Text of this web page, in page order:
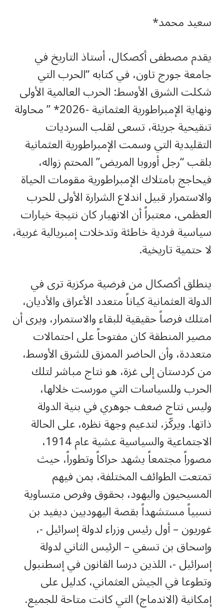
سعيد محمد*
يقدم مصطفى أكصكال، أستاذ التاريخ في
جامعة جورج تاون، في كتابه “الحرب التي
شكلت الشرق الأوسط: الحرب العالمية الأولى
ونهاية الإمبراطورية العثمانية -2026* ” محاولة
تنقيحية جريئة، تسعى لقلب السرديات
التقليدية التي وسمت الإمبراطورية العثمانية
بلقب “رجل أوروبا المريض” المحتم زواله،
فيحاجج بامتلاك الإمبراطورية مقومات الحياة
والاستمرار قبيل اندلاع الشرارة الأولى للحرب
العظمى، معتبراً أن الانهيار كان نتيجة خيارات
سياسية فردية خاطئة وتدخلات إمبريالية غربية،
لا حتمية تاريخية.
ينطلق أكصكال من فرضية مركزية ترى في
الدولة العثمانية كياناً متعدد الأعراق والأديان،
امتلك فرصاً حقيقية للبقاء والاستمرار، ويرى أن
مصير المنطقة كان مفتوحاً على احتمالات
متعددة، وأن الحاضر الممزق للشرق الأوسط،
من كردستان إلى غزة، هو نتاج مباشر لتلك
الحرب وللسياسات التي مورست خلالها،
وليس نتاج ضعف جوهري في بنية الدولة
ذاتها. ويركّز، لتدعيم وجهة نظره، على الحالة
الاجتماعية والسياسية عشية عام 1914،
مصوراً مجتمعاً يشهد حراكاً وتطوراً، حيث
تمتعت الطوائف المختلفة، بمن فيهم
المسيحيون واليهود، بحقوق وفرص متساوية
نسبياً مستشهداً بقصة اليهوديين ديفيد بن
غوريون – أول رئيس وزراء لدولة إسرائيل -،
وإسحاق بن تسفي – الرئيس الثاني لدولة
إسرائيل -، اللذين درسا القانون في إسطنبول
وتطوعا في الجيش العثماني، كدليل على
إمكانية (الاندماج) التي كانت متاحة للجميع.